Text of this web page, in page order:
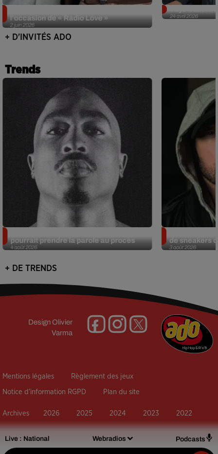
Live : National Webradios Podcasts
2 juin 2026
l'occasion de « Radio Love »
24 avril 2026
+ D'INVITÉS ADO
Trends
4 août 2026
pourrait prendre la parole au procès
3 août 2026
de sneakers
+ DE TRENDS
Design Olivier
Varma
Mentions légales Règlement des jeux
Notice d’information RGPD Plan du site
Archives 2026 2025 2024 2023 2022